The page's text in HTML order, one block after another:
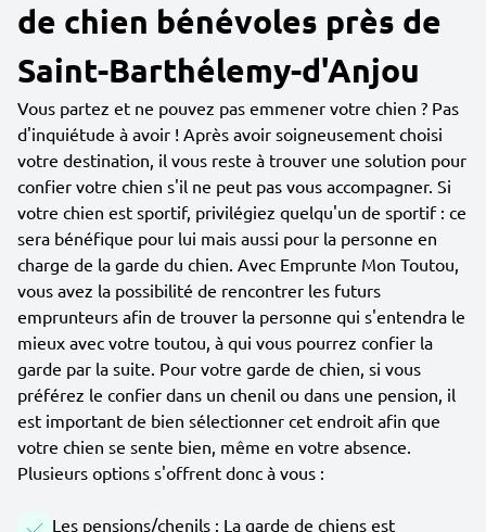
de chien bénévoles près de
Saint-Barthélemy-d'Anjou
Vous partez et ne pouvez pas emmener votre chien ? Pas
d'inquiétude à avoir ! Après avoir soigneusement choisi
votre destination, il vous reste à trouver une solution pour
confier votre chien s'il ne peut pas vous accompagner. Si
votre chien est sportif, privilégiez quelqu'un de sportif : ce
sera bénéfique pour lui mais aussi pour la personne en
charge de la garde du chien. Avec Emprunte Mon Toutou,
vous avez la possibilité de rencontrer les futurs
emprunteurs afin de trouver la personne qui s'entendra le
mieux avec votre toutou, à qui vous pourrez confier la
garde par la suite. Pour votre garde de chien, si vous
préférez le confier dans un chenil ou dans une pension, il
est important de bien sélectionner cet endroit afin que
votre chien se sente bien, même en votre absence.
Plusieurs options s'offrent donc à vous :
Les pensions/chenils : La garde de chiens est